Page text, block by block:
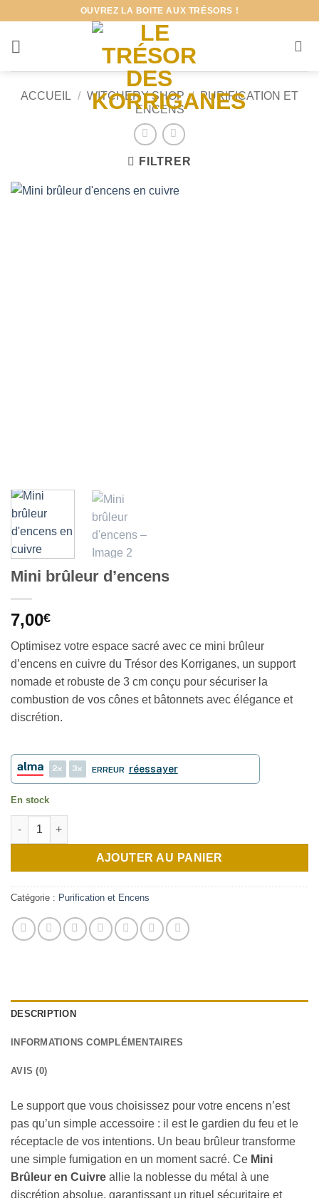
contenu
OUVREZ LA BOITE AUX TRÉSORS !
ACCUEIL / WITCHERY SHOP /
PURIFICATION ET
ENCENS
FILTRER
Mini brûleur d’encens
7,00€
Optimisez votre espace sacré avec ce mini brûleur
d’encens en cuivre du Trésor des Korriganes, un support
nomade et robuste de 3 cm conçu pour sécuriser la
combustion de vos cônes et bâtonnets avec élégance et
discrétion.
2 3 ERREUR réessayer
En stock
quantité de Mini brûleur d'encens
AJOUTER AU PANIER
Catégorie : Purification et Encens
DESCRIPTION
INFORMATIONS COMPLÉMENTAIRES
AVIS (0)
Le support que vous choisissez pour votre encens n’est
pas qu’un simple accessoire : il est le gardien du feu et le
réceptacle de vos intentions. Un beau brûleur transforme
une simple fumigation en un moment sacré. Ce Mini
Brûleur en Cuivre allie la noblesse du métal à une
discrétion absolue, garantissant un rituel sécuritaire et